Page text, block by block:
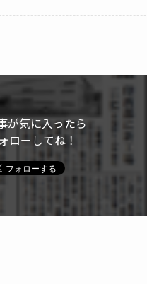
が気に入ったら
ローしてね！